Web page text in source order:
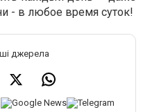
- в любое время суток!
джерела